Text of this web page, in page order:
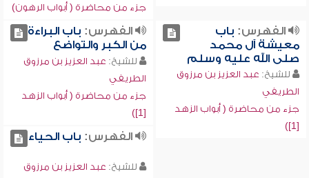
جزء من محاضرة ( أبواب الرهون)
الفهرس: باب
معيشة آل محمد
صلى الله عليه وسلم
للشيخ: عبد العزيز بن مرزوق
الطريفي
جزء من محاضرة ( أبواب الزهد
[1])
الفهرس: باب البراءة
من الكبر والتواضع
للشيخ: عبد العزيز بن مرزوق
الطريفي
جزء من محاضرة ( أبواب الزهد
[1])
الفهرس: باب الحياء
للشيخ: عبد العزيز بن مرزوق